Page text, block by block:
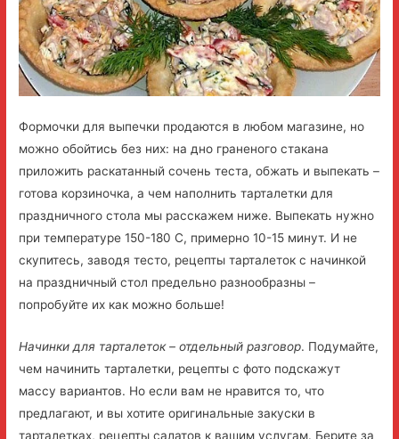
Формочки для выпечки продаются в любом магазине, но
можно обойтись без них: на дно граненого стакана
приложить раскатанный сочень теста, обжать и выпекать –
готова корзиночка, а чем наполнить тарталетки для
праздничного стола мы расскажем ниже. Выпекать нужно
при температуре 150-180 С, примерно 10-15 минут. И не
скупитесь, заводя тесто, рецепты тарталеток с начинкой
на праздничный стол предельно разнообразны –
попробуйте их как можно больше!
Начинки для тарталеток – отдельный разговор. Подумайте,
чем начинить тарталетки, рецепты с фото подскажут
массу вариантов. Но если вам не нравится то, что
предлагают, и вы хотите оригинальные закуски в
тарталетках, рецепты салатов к вашим услугам. Берите за